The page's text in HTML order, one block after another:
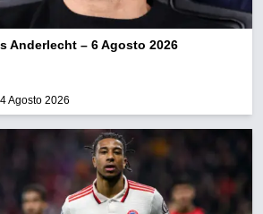
Anderlecht – 6 Agosto 2026
Agosto 2026